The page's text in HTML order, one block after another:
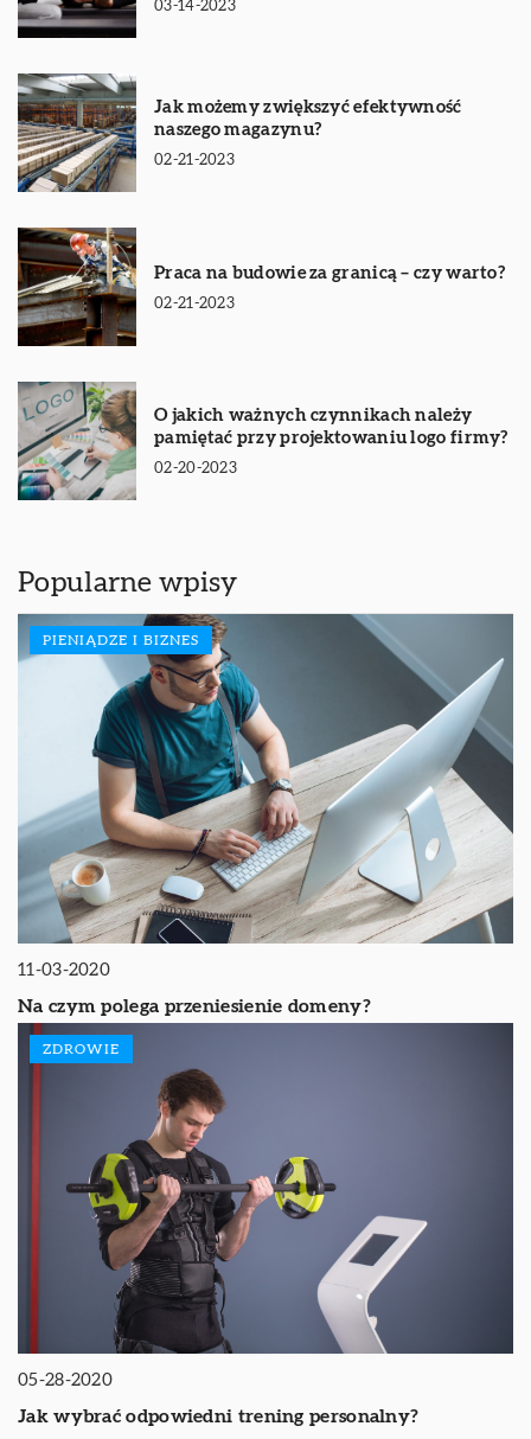
03-14-2023
Jak możemy zwiększyć efektywność
naszego magazynu?
02-21-2023
Praca na budowie za granicą – czy warto?
02-21-2023
O jakich ważnych czynnikach należy
pamiętać przy projektowaniu logo firmy?
02-20-2023
Popularne wpisy
PIENIĄDZE I BIZNES
11-03-2020
Na czym polega przeniesienie domeny?
ZDROWIE
05-28-2020
Jak wybrać odpowiedni trening personalny?